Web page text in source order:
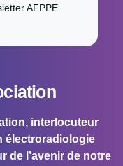
interlocuteur
électroradiologie
de l’avenir de notre
AFPPE.